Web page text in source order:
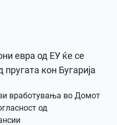
евра од ЕУ ќе се
кон Бугарија